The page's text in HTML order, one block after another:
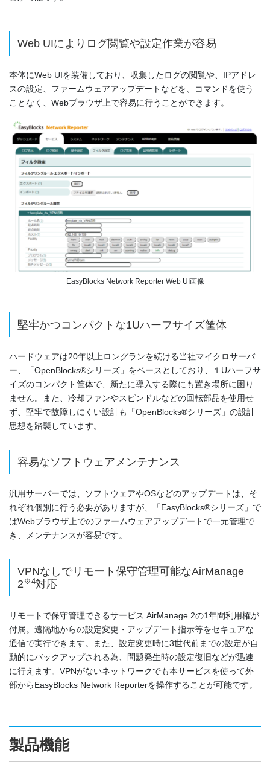
Web UIによりログ閲覧や設定作業が容易
本体にWeb UIを装備しており、収集したログの閲覧や、IPアドレ
スの設定、ファームウェアアップデートなどを、コマンドを使う
ことなく、Webブラウザ上で容易に行うことができます。
EasyBlocks Network Reporter Web UI画像
堅牢かつコンパクトな1Uハーフサイズ筐体
ハードウェアは20年以上ロングランを続ける当社マイクロサーバ
ー、「OpenBlocks®シリーズ」をベースとしており、１Uハーフサ
イズのコンパクト筐体で、新たに導入する際にも置き場所に困り
ません。また、冷却ファンやスピンドルなどの回転部品を使用せ
ず、堅牢で故障しにくい設計も「OpenBlocks®シリーズ」の設計
思想を踏襲しています。
容易なソフトウェアメンテナンス
汎用サーバーでは、ソフトウェアやOSなどのアップデートは、そ
れぞれ個別に行う必要がありますが、「EasyBlocks®シリーズ」で
はWebブラウザ上でのファームウェアアップデートで一元管理で
き、メンテナンスが容易です。
VPNなしでリモート保守管理可能なAirManage
2 ※4対応
リモートで保守管理できるサービス AirManage 2の1年間利用権が
付属。遠隔地からの設定変更・アップデート指示等をセキュアな
通信で実行できます。また、設定変更時に3世代前までの設定が自
動的にバックアップされる為、問題発生時の設定復旧などが迅速
に行えます。VPNがないネットワークでも本サービスを使って外
部からEasyBlocks Network Reporterを操作することが可能です。
製品機能